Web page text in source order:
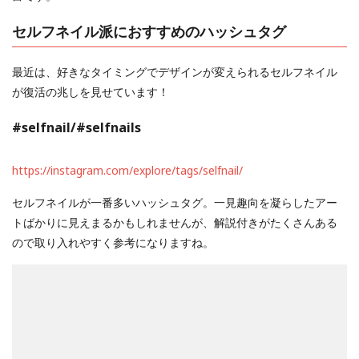
セルフネイル派におすすめのハッシュタグ
最近は、好きなタイミングでデザインが変えられるセルフネイル
が復活の兆しを見せています！
#selfnail/#selfnails
https://instagram.com/explore/tags/selfnail/
セルフネイルが一番多いハッシュタグ。一見趣向を凝らしたアー
トばかりに見えまるかもしれませんが、解説付きがたくさんある
ので取り入れやすく参考になりますね。